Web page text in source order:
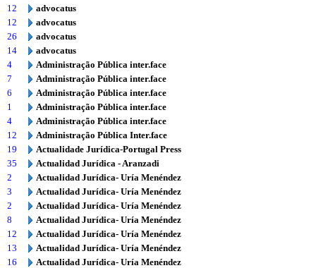
12
advocatus
12
advocatus
26
advocatus
14
advocatus
4
Administração Pública inter.face
7
Administração Pública inter.face
6
Administração Pública inter.face
1
Administração Pública inter.face
4
Administração Pública inter.face
12
Administração Pública Inter.face
19
Actualidade Jurídica-Portugal Press
35
Actualidad Jurídica - Aranzadi
2
Actualidad Jurídica- Uría Menéndez
3
Actualidad Jurídica- Uría Menéndez
2
Actualidad Jurídica- Uría Menéndez
8
Actualidad Jurídica- Uría Menéndez
12
Actualidad Jurídica- Uría Menéndez
13
Actualidad Jurídica- Uría Menéndez
16
Actualidad Jurídica- Uría Menéndez